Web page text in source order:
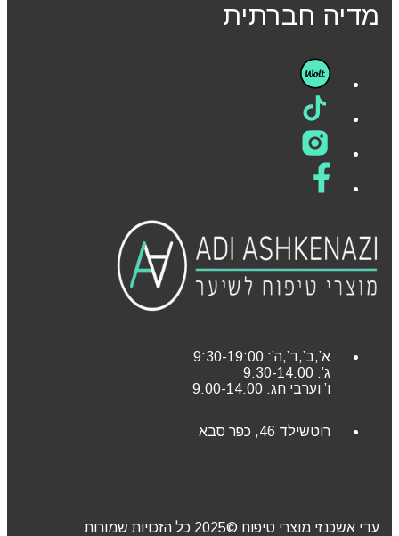
מדיה חברתית
א’,ב’,ד’,ה’: 9:30-19:00
ג’: 9:30-14:00
ו’ וערבי חג: 9:00-14:00
רוטשילד 46, כפר סבא
עדי אשכנזי מוצרי טיפוח ©2025 כל הזכויות שמורות